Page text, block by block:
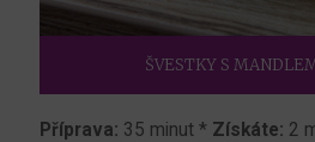
ŠVESTKY S
Příprava: 35 minut * Získáte: 2